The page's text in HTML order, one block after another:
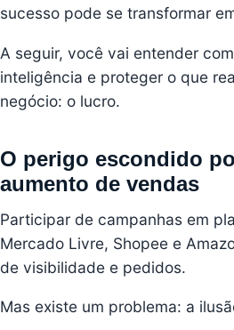
sucesso pode se transformar
A seguir, você vai entender
inteligência e proteger o que
negócio: o lucro.
O perigo escondido
aumento de vendas
Participar de campanhas em
Mercado Livre, Shopee e
de visibilidade e pedidos.
Mas existe um problema: a